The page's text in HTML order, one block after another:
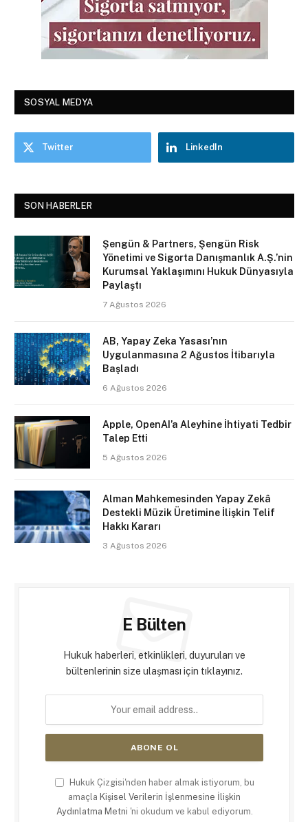
SOSYAL MEDYA
Twitter LinkedIn
SON HABERLER
Şengün & Partners, Şengün Risk
Yönetimi ve Sigorta Danışmanlık A.Ş.’nin
Kurumsal Yaklaşımını Hukuk Dünyasıyla
Paylaştı
7 Ağustos 2026
AB, Yapay Zeka Yasası’nın
Uygulanmasına 2 Ağustos İtibarıyla
Başladı
6 Ağustos 2026
Apple, OpenAI’a Aleyhine İhtiyati Tedbir
Talep Etti
5 Ağustos 2026
Alman Mahkemesinden Yapay Zekâ
Destekli Müzik Üretimine İlişkin Telif
Hakkı Kararı
3 Ağustos 2026
E Bülten
Hukuk haberleri, etkinlikleri, duyuruları ve
bültenlerinin size ulaşması için tıklayınız.
Hukuk Çizgisi'nden haber almak istiyorum, bu
amaçla Kişisel Verilerin İşlenmesine İlişkin
Aydınlatma Metni 'ni okudum ve kabul ediyorum.